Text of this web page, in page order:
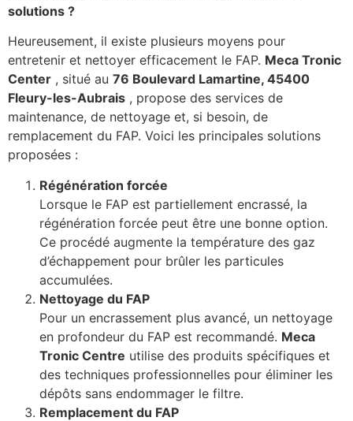
solutions ?
Heureusement, il existe plusieurs moyens pour
entretenir et nettoyer efficacement le FAP. Meca Tronic
Center , situé au 76 Boulevard Lamartine, 45400
Fleury-les-Aubrais , propose des services de
maintenance, de nettoyage et, si besoin, de
remplacement du FAP. Voici les principales solutions
proposées :
Régénération forcée
Lorsque le FAP est partiellement encrassé, la
régénération forcée peut être une bonne option.
Ce procédé augmente la température des gaz
d’échappement pour brûler les particules
accumulées.
Nettoyage du FAP
Pour un encrassement plus avancé, un nettoyage
en profondeur du FAP est recommandé. Meca
Tronic Centre utilise des produits spécifiques et
des techniques professionnelles pour éliminer les
dépôts sans endommager le filtre.
Remplacement du FAP